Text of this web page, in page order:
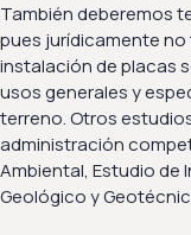
También deberemos
pues jurídicamente
instalación de placas
usos generales y
terreno. Otros
administración
Ambiental, Estudio de
Geológico y